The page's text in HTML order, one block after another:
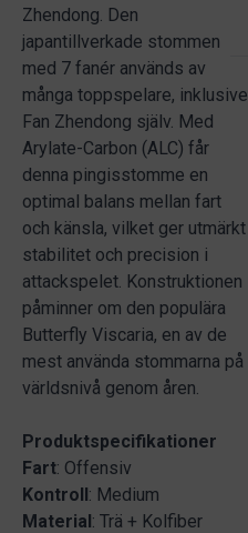
Zhendong. Den
japantillverkade stommen
med 7 fanér används av
många toppspelare, inklusive
Fan Zhendong själv. Med
Arylate-Carbon (ALC) får
denna pingisstomme en
optimal balans mellan fart
och känsla, vilket ger utmärkt
stabilitet och precision i
attackspelet. Konstruktionen
påminner om den populära
Butterfly Viscaria, en av de
mest använda stommarna på
världsnivå genom åren.
Produktspecifikationer
Fart: Offensiv
Kontroll: Medium
Material: Trä + Kolfiber